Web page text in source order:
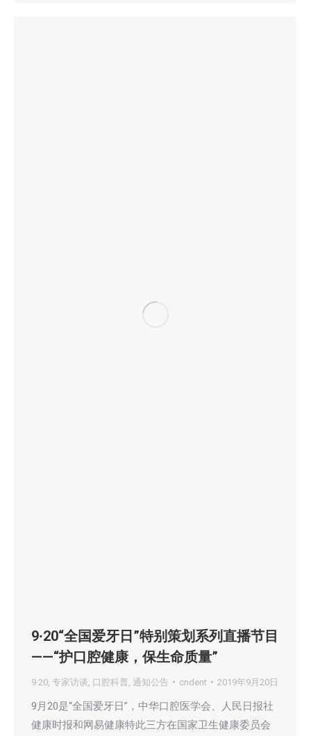
9∙20“全国爱牙日”特别策划系列直播节目
——“护口腔健康，保生命质量”
9·20 专家访谈 口腔科普 通知公告 cndent 2019年9月20日
9月20是“全国爱牙日”，中华口腔医学会、人民日报社
健康时报和网易健康特此三方在国家卫生健康委员会